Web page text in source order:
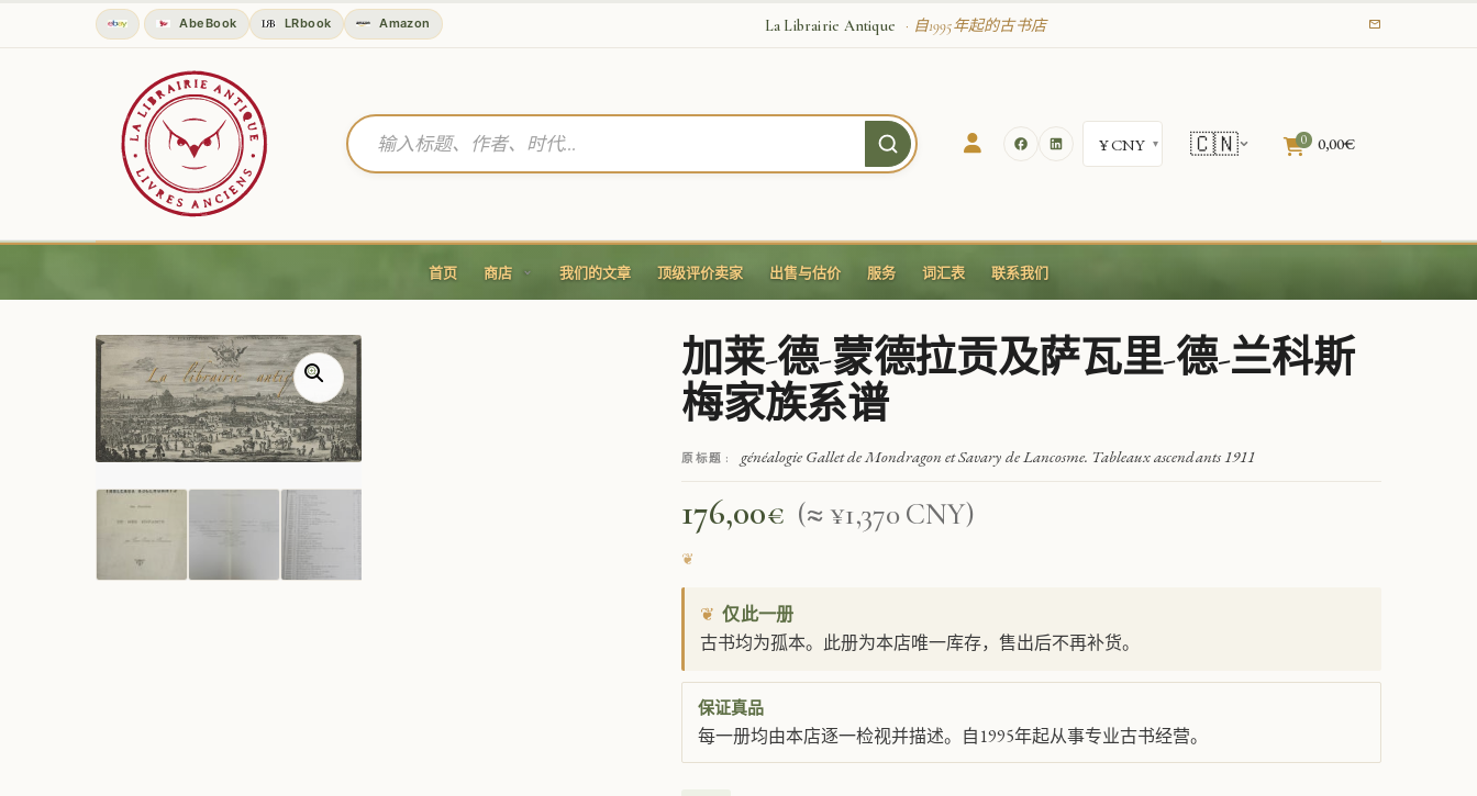
AbeBook LRbook Amazon La Librairie Antique · 自1995年起的古书店
🇨🇳 0 0,00€
首页 商店 我们的文章 顶级评价卖家 出售与估价 服务 词汇表 联系我们
加莱-德-蒙德拉贡及萨瓦里-德-兰科斯
梅家族系谱
原标题 : généalogie Gallet de Mondragon et Savary de Lancosme. Tableaux ascendants 1911
176,00€ (≈ ¥1,370 CNY)
❦ 仅此一册
古书均为孤本。此册为本店唯一库存，售出后不再补货。
保证真品
每一册均由本店逐一检视并描述。自1995年起从事专业古书经营。